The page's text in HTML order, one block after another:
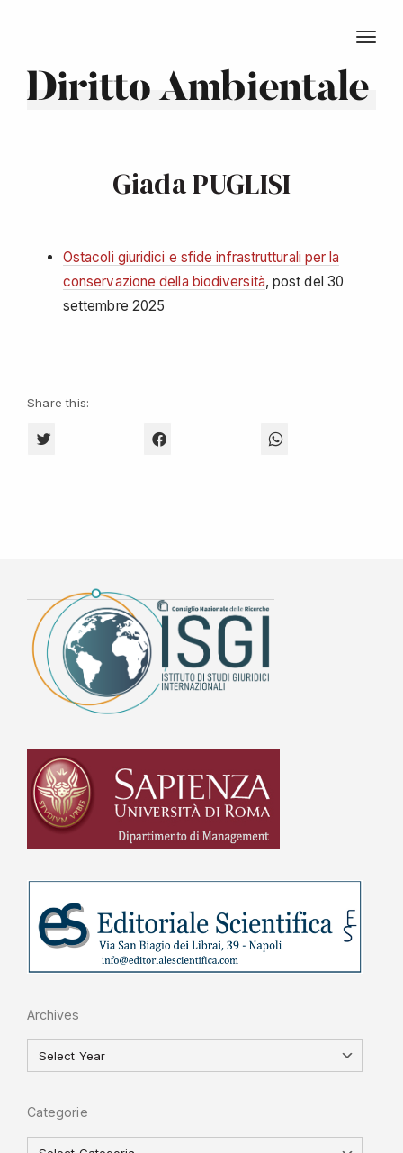
Diritto Ambientale
Giada PUGLISI
Ostacoli giuridici e sfide infrastrutturali per la
conservazione della biodiversità, post del 30
settembre 2025
Share this:
CLICK TO SHARE ON TWITTER (OPENS IN NEW WINDOW)
CLICK TO SHARE ON FACEBOOK (OPENS
Archives
Categorie